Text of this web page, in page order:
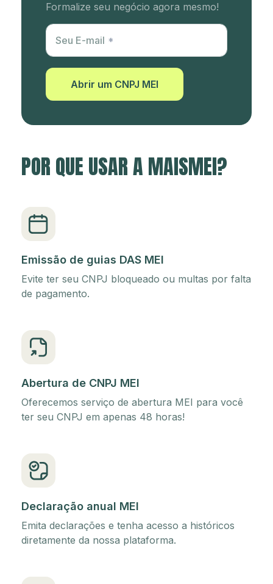
Formalize seu negócio agora mesmo!
Utm Content
Seu E-mail
Abrir um CNPJ MEI
POR QUE USAR A MAISMEI?
Emissão de guias DAS MEI
Evite ter seu CNPJ bloqueado ou multas por falta
de pagamento.
Abertura de CNPJ MEI
Oferecemos serviço de abertura MEI para você
ter seu CNPJ em apenas 48 horas!
Declaração anual MEI
Emita declarações e tenha acesso a históricos
diretamente da nossa plataforma.